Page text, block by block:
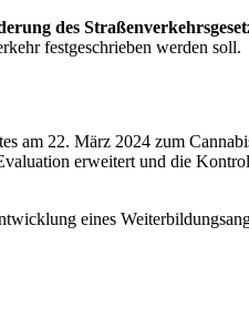
des
festgeschrieben werden soll.
22. März 2024 zum
erweitert und die
eines